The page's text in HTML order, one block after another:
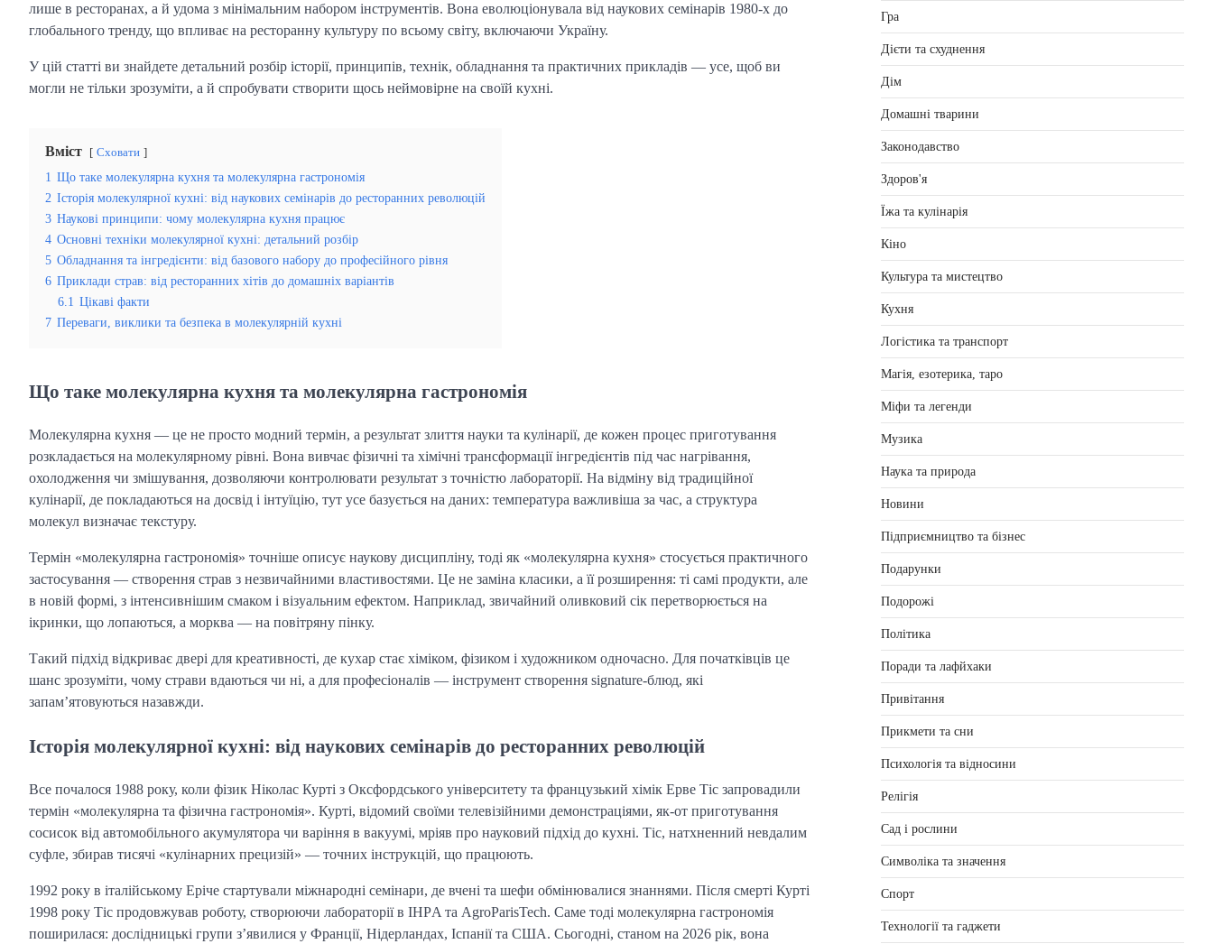
лише в ресторанах, а й удома з мінімальним набором інструментів. Вона еволюціонувала від наукових семінарів 1980-х до
глобального тренду, що впливає на ресторанну культуру по всьому світу, включаючи Україну.
У цій статті ви знайдете детальний розбір історії, принципів, технік, обладнання та практичних прикладів — усе, щоб ви
могли не тільки зрозуміти, а й спробувати створити щось неймовірне на своїй кухні.
Вміст Сховати
1 Що таке молекулярна кухня та молекулярна гастрономія
2 Історія молекулярної кухні: від наукових семінарів до ресторанних революцій
3 Наукові принципи: чому молекулярна кухня працює
4 Основні техніки молекулярної кухні: детальний розбір
5 Обладнання та інгредієнти: від базового набору до професійного рівня
6 Приклади страв: від ресторанних хітів до домашніх варіантів
6.1 Цікаві факти
7 Переваги, виклики та безпека в молекулярній кухні
Що таке молекулярна кухня та молекулярна гастрономія
Молекулярна кухня — це не просто модний термін, а результат злиття науки та кулінарії, де кожен процес приготування
розкладається на молекулярному рівні. Вона вивчає фізичні та хімічні трансформації інгредієнтів під час нагрівання,
охолодження чи змішування, дозволяючи контролювати результат з точністю лабораторії. На відміну від традиційної
кулінарії, де покладаються на досвід і інтуїцію, тут усе базується на даних: температура важливіша за час, а структура
молекул визначає текстуру.
Термін «молекулярна гастрономія» точніше описує наукову дисципліну, тоді як «молекулярна кухня» стосується практичного
застосування — створення страв з незвичайними властивостями. Це не заміна класики, а її розширення: ті самі продукти, але
в новій формі, з інтенсивнішим смаком і візуальним ефектом. Наприклад, звичайний оливковий сік перетворюється на
ікринки, що лопаються, а морква — на повітряну пінку.
Такий підхід відкриває двері для креативності, де кухар стає хіміком, фізиком і художником одночасно. Для початківців це
шанс зрозуміти, чому страви вдаються чи ні, а для професіоналів — інструмент створення signature-блюд, які
запам’ятовуються назавжди.
Історія молекулярної кухні: від наукових семінарів до ресторанних революцій
Все почалося 1988 року, коли фізик Ніколас Курті з Оксфордського університету та французький хімік Ерве Тіс запровадили
термін «молекулярна та фізична гастрономія». Курті, відомий своїми телевізійними демонстраціями, як-от приготування
сосисок від автомобільного акумулятора чи варіння в вакуумі, мріяв про науковий підхід до кухні. Тіс, натхненний невдалим
суфле, збирав тисячі «кулінарних прецизій» — точних інструкцій, що працюють.
1992 року в італійському Еріче стартували міжнародні семінари, де вчені та шефи обмінювалися знаннями. Після смерті Курті
1998 року Тіс продовжував роботу, створюючи лабораторії в ІНРA та AgroParisTech. Саме тоді молекулярна гастрономія
поширилася: дослідницькі групи з’явилися у Франції, Нідерландах, Іспанії та США. Сьогодні, станом на 2026 рік, вона
Гра
Дієти та схуднення
Дім
Домашні тварини
Законодавство
Здоров'я
Їжа та кулінарія
Кіно
Культура та мистецтво
Кухня
Логістика та транспорт
Магія, езотерика, таро
Міфи та легенди
Музика
Наука та природа
Новини
Підприємництво та бізнес
Подарунки
Подорожі
Політика
Поради та лафйхаки
Привітання
Прикмети та сни
Психологія та відносини
Релігія
Сад і рослини
Символіка та значення
Спорт
Технології та гаджети